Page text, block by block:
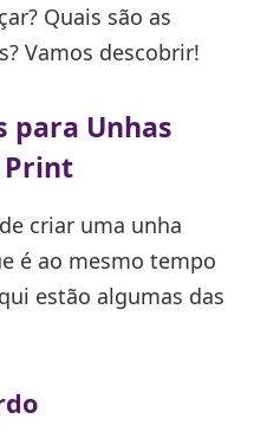
Quais são as
Vamos descobrir!
para Unhas
Print
criar uma unha
é ao mesmo tempo
estão algumas das